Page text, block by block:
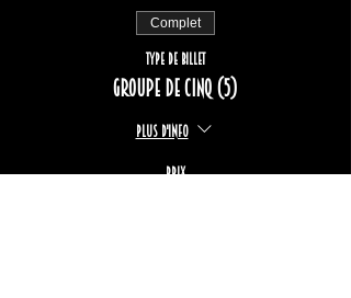
Complet
Type de billet
Groupe de cinq (5)
Plus d'info
Prix